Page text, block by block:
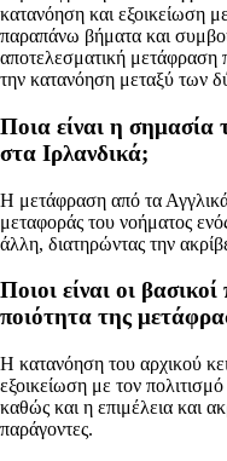
κατανόηση και εξοικείωση
παραπάνω βήματα και
αποτελεσματική μετάφραση
την κατανόηση μεταξύ των
Ποια είναι η σημασία
στα Ιρλανδικά;
Η μετάφραση από τα Αγγλικά
μεταφοράς του νοήματος
άλλη, διατηρώντας την
Ποιοι είναι οι
ποιότητα της
Η κατανόηση του αρχικού
εξοικείωση με τον πολιτισμό
καθώς και η επιμέλεια και
παράγοντες.